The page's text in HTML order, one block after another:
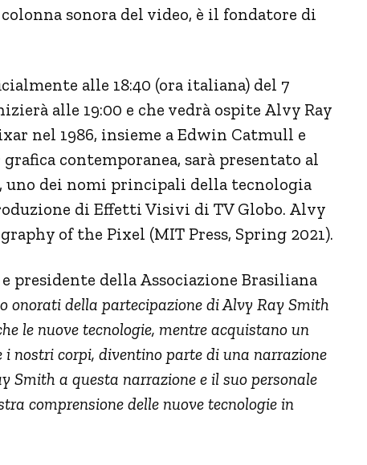
sonora del video, è il fondatore di
alle 18:40 (ora italiana) del 7
alle 19:00 e che vedrà ospite Alvy Ray
nel 1986, insieme a Edwin Catmull e
contemporanea, sarà presentato al
uno dei nomi principali della tecnologia
di Effetti Visivi di TV Globo. Alvy
of the Pixel (MIT Press, Spring 2021).
presidente della Associazione Brasiliana
onorati della partecipazione di Alvy Ray Smith
le nuove tecnologie, mentre acquistano un
i nostri corpi, diventino parte di una narrazione
Smith a questa narrazione e il suo personale
comprensione delle nuove tecnologie in